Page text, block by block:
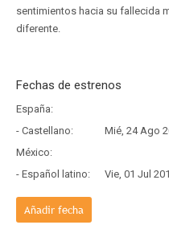
sentimientos hacia su fallecida
diferente.
Fechas de estrenos
España:
- Castellano:
Mié, 24 Ago 2016 (Hace
México:
- Español latino:
Vie, 01 Jul 2016
Añadir fecha